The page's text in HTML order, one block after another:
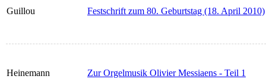
Guillou Festschrift zum 80. Geburtstag (18. April 2010)
Heinemann Zur Orgelmusik Olivier Messiaens - Teil 1